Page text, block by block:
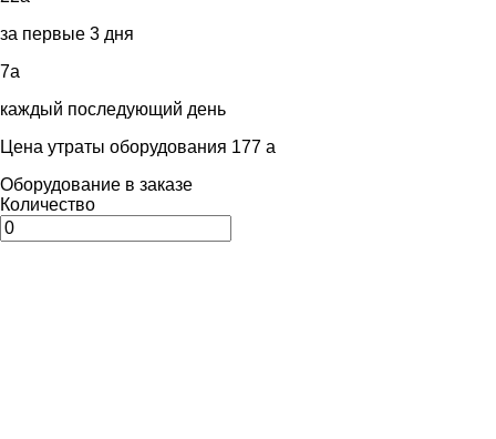
за первые 3 дня
7a
каждый последующий день
Цена утраты оборудования 177 a
Оборудование в заказе
Количество